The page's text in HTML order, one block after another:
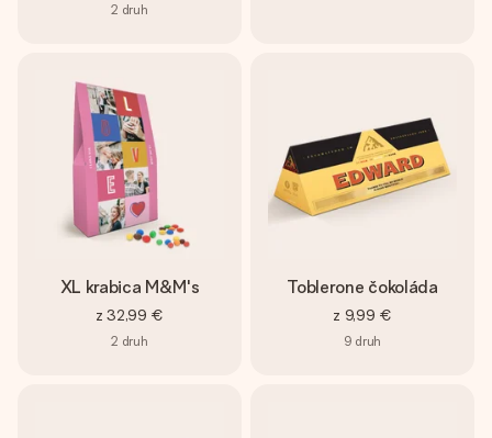
2 druh
XL krabica M&M's
z 32,99 €
2 druh
Toblerone čokoláda
z 9,99 €
9 druh